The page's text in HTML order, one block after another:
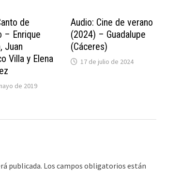
de
– Enrique
Juan
Villa y Elena
de 2019
Audio: Cine de verano
(2024) – Guadalupe
(Cáceres)
17 de julio de 2024
publicada. Los campos obligatorios están